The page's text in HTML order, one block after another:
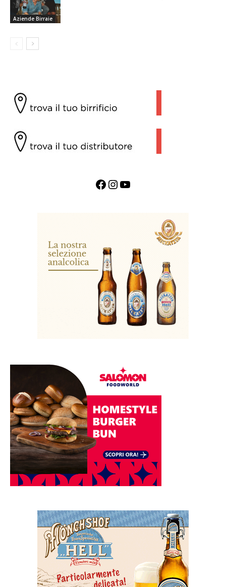
Aziende Birraie
Facebook InstagramYouTube